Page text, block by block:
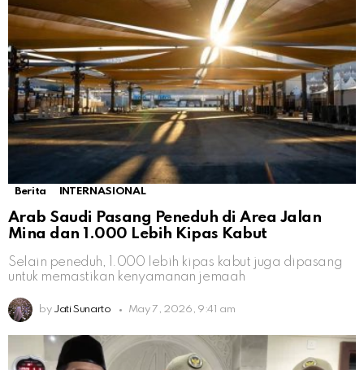
Berita INTERNASIONAL
Arab Saudi Pasang Peneduh di Area Jalan
Mina dan 1.000 Lebih Kipas Kabut
Selain peneduh, 1.000 lebih kipas kabut juga dipasang
untuk memastikan kenyamanan jemaah
by Jati Sunarto May 7, 2026, 9:41 am